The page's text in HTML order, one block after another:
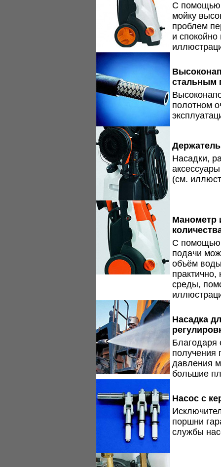
С помощью
мойку
проблем
и спокойно
стальным
полотном
Насадки,
(см.
Манометр
С помощью
подачи
объём воды
среды,
Насадка
Благодаря
получения
давления
большие
Насос с
поршни
службы